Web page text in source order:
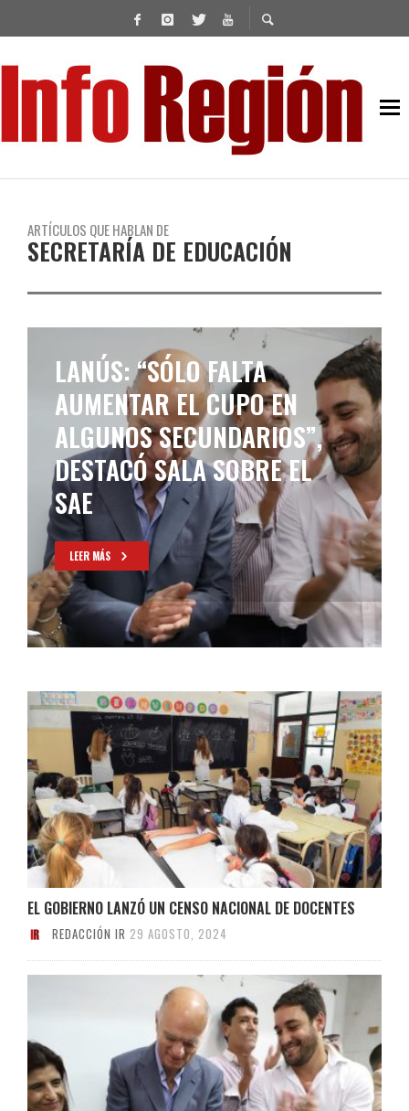
ARTÍCULOS QUE HABLAN DE
SECRETARÍA DE EDUCACIÓN
LANÚS: “SÓLO FALTA
AUMENTAR EL CUPO EN
ALGUNOS SECUNDARIOS”,
DESTACÓ SALA SOBRE EL
SAE
LEER MÁS
EL GOBIERNO LANZÓ UN CENSO NACIONAL DE DOCENTES
REDACCIÓN IR 29 AGOSTO, 2024